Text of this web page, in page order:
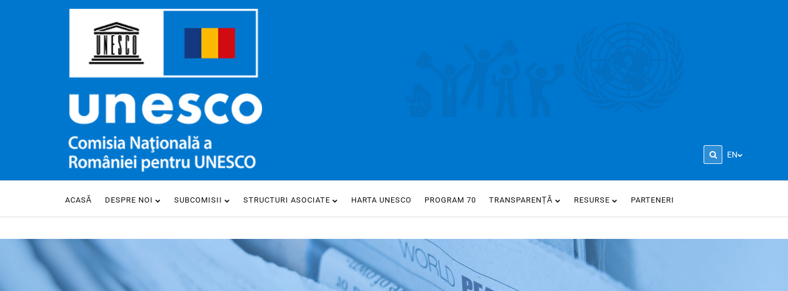
EN
ACASĂ DESPRE NOI SUBCOMISII STRUCTURI ASOCIATE HARTA UNESCO PROGRAM 70 TRANSPARENȚĂ RESURSE PARTENERI